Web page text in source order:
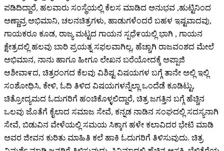
ಪಡಿದಿದ್ದಾರೆ, ಹಲವಾರು ಸಂಸ್ಥೆಯಲ್ಲಿ ಕೆಲಸ ಮಾಡಿದ ಅನುಭವ ,ಹುಟ್ಟಿನಿಂದ
ಅಣ್ಣಾವ್ರ ಅಭಿಮಾನಿ, ಚಲನಚಿತ್ರಗಳು, ಹಾಡುಗಳೆಂದರೆ ಬಹಳ ಇಷ್ಟವಾದವು,
ಗಾಯಕರೂ ಕೂಡ, ರಾಜ್ಯ ಮಟ್ಟದ ಗಾಯನ ಸ್ಪಧೆ೯ಯಲ್ಲಿ ಭಾಗಿ , ಗಾಯನ
ಕ್ಷೇತ್ರದಲ್ಲಿ ಹಲವು ಬಾರಿ ಪ್ರಯತ್ನ ಸಫಲವಾಗಿಲ್ಲ, ಹೆಚ್ಚಾಗಿ ರಾಜವಂಶದ ಮೇಲೆ
ಅಭಿಮಾನ, ನಾನು ಹಾಗೂ ಹೀಗೂ ಲೇಖನ ಬರೆಯೋದಕ್ಕೆ ಅಪ್ಪಾಜಿ
ಆಶೀವಾ೯ದ, ಚಿತ್ರರಂಗದ ಕೆಲವು ವಿಶಿಷ್ಟ ವಿಷಯಗಳ ಬಗ್ಗೆ ತಾನೇ ಅಲ್ಲಿ ಇಲ್ಲಿ
ಸಂಶೋಧಿಸಿ, ಕೇಳಿ, ಓದಿ ತಿಳಿದ ವಿಷಯಗಳನ್ನೆಲ್ಲಾ ಒಂದೆಡೆ ಕೂಡಿಟ್ಟು,
ಚಿತ್ರೋದ್ಯಮದ ಓದುಗರಿಗೆ ಹಂಚಿಕೊಳ್ಳಲಿದ್ದಾರೆ, ಚಿತ್ರ ಜಗತ್ತಿನ ಬಗ್ಗೆ ಹೆಚ್ಚಿನ
ಒಲವು ಜೊತೆಗೆ ಕೈಲಾದ ಸಮಾಜ ಸೇವೆ, ಕನ್ನಡ ನಾಡಿನ ಸಂಘದಲ್ಲಿ ಸದಸ್ಯನಾಗಿ
ಸೇವೆ, ಬಿಡುವಿನ ವೇಳೆಯಲ್ಲಿ ಸಮಯ ಸಿಕ್ಕಾಗ ಹಳೇ ಕಲಾವಿದರ ಭೇಟಿ ಮಾಡಿ
ಅವರ ಜೀವನ ಕುರಿತು ಮಾಹಿತಿ ಕಲೆ ಹಾಕಿ ಓದುಗರಿಗೆ ತಿಳಿಸುವುದು. ಚಿತ್ರ